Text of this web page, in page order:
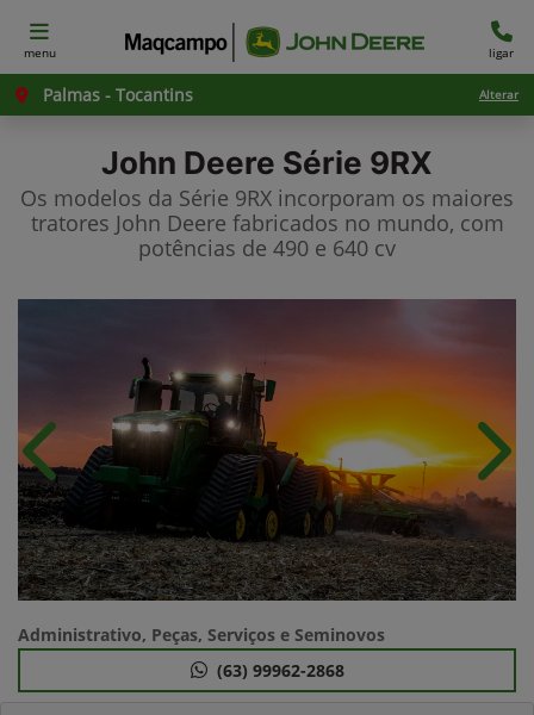
menu ligar
Palmas - Tocantins Alterar
John Deere Série 9RX
Os modelos da Série 9RX incorporam os maiores
tratores John Deere fabricados no mundo, com
potências de 490 e 640 cv
Anterior
Administrativo, Peças, Serviços e Seminovos
(63) 99962-2868